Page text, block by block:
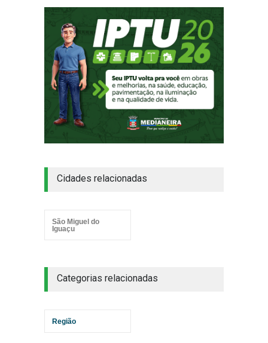
Cidades relacionadas
São Miguel do
Iguaçu
Categorias relacionadas
Região